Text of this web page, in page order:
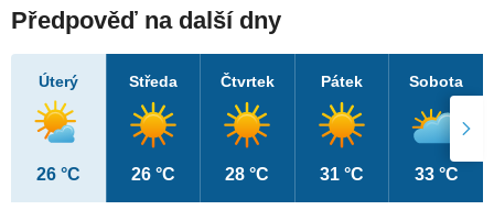
Předpověď na další dny
Úterý
26 °C
Středa
26 °C
Čtvrtek
28 °C
Pátek
31 °C
Sobota
33 °C